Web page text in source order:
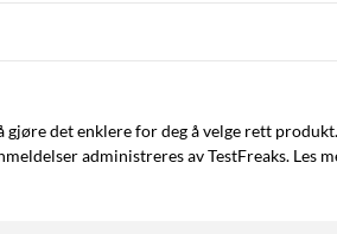
det enklere for deg å velge rett
administreres av TestFreaks. Les